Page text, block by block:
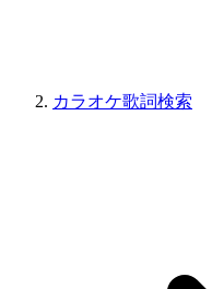
カラオケ歌詞検索